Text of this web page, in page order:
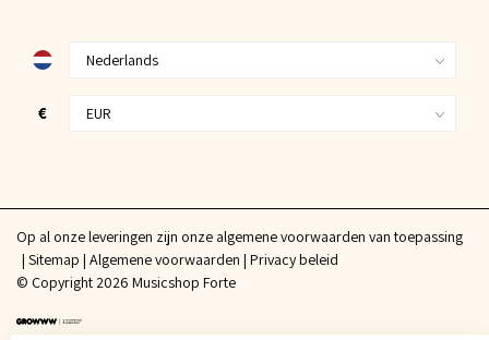
€
Op al onze leveringen zijn onze algemene voorwaarden van toepassing
Sitemap Algemene voorwaarden Privacy beleid
© Copyright 2026 Musicshop Forte